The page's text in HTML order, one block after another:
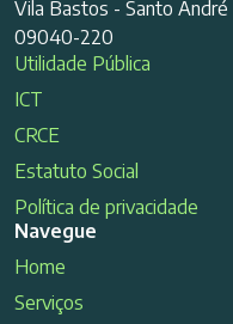
Vila Bastos - Santo André
09040-220
Utilidade Pública
ICT
CRCE
Estatuto Social
Política de privacidade
Navegue
Home
Serviços